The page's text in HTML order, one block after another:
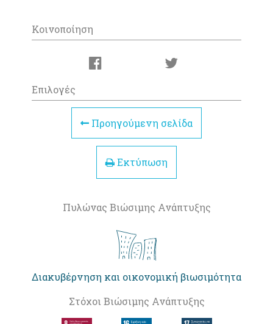
Κοινοποίηση
Επιλογές
Προηγούμενη σελίδα
Εκτύπωση
Πυλώνας Βιώσιμης Ανάπτυξης
Διακυβέρνηση και οικονομική βιωσιμότητα
Στόχοι Βιώσιμης Ανάπτυξης